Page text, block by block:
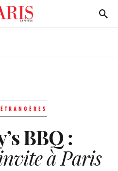
BBQ :
à Paris